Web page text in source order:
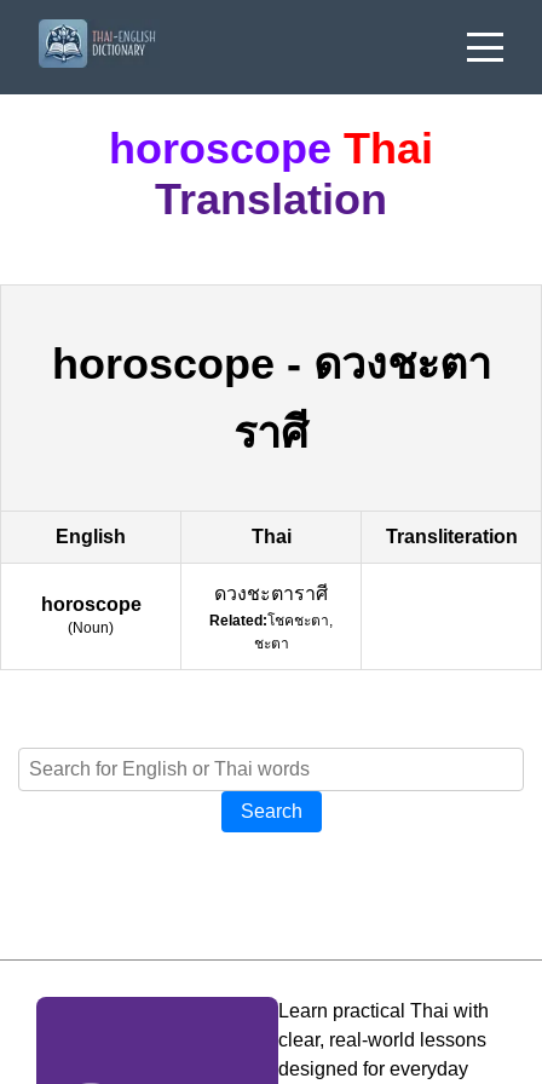
horoscope Thai
Translation
horoscope - ดวงชะตา
ราศี
English Thai Transliteration
horoscope
(Noun)
ดวงชะตาราศี
Related:โชคชะตา,
ชะตา
Search
Learn practical Thai with
clear, real-world lessons
designed for everyday